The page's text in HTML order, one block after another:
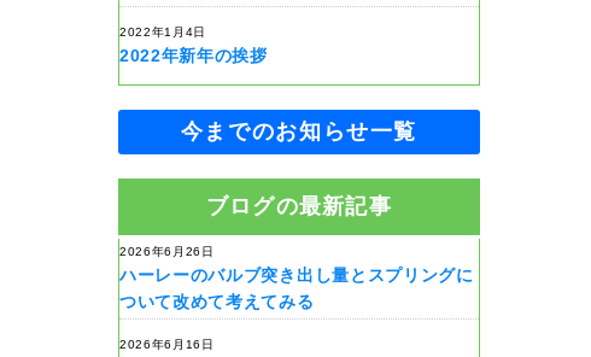
2022年1月4日
2022年新年の挨拶
今までのお知らせ一覧
ブログの最新記事
2026年6月26日
ハーレーのバルブ突き出し量とスプリングに
ついて改めて考えてみる
2026年6月16日